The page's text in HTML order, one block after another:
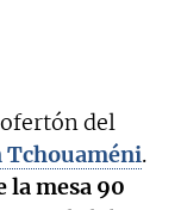
del
Tchouaméni.
la mesa 90